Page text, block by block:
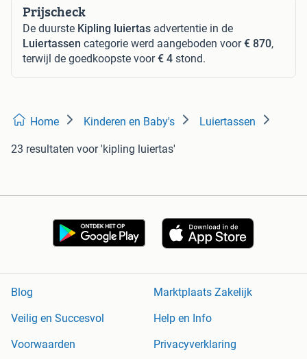
Prijscheck
De duurste Kipling luiertas advertentie in de
Luiertassen categorie werd aangeboden voor€ 870,
terwijl de goedkoopste voor€ 4 stond.
Home Kinderen en Baby's Luiertassen
23 resultaten voor 'kipling luiertas'
Blog
Marktplaats Zakelijk
Veilig en Succesvol
Help en Info
Voorwaarden
Privacyverklaring